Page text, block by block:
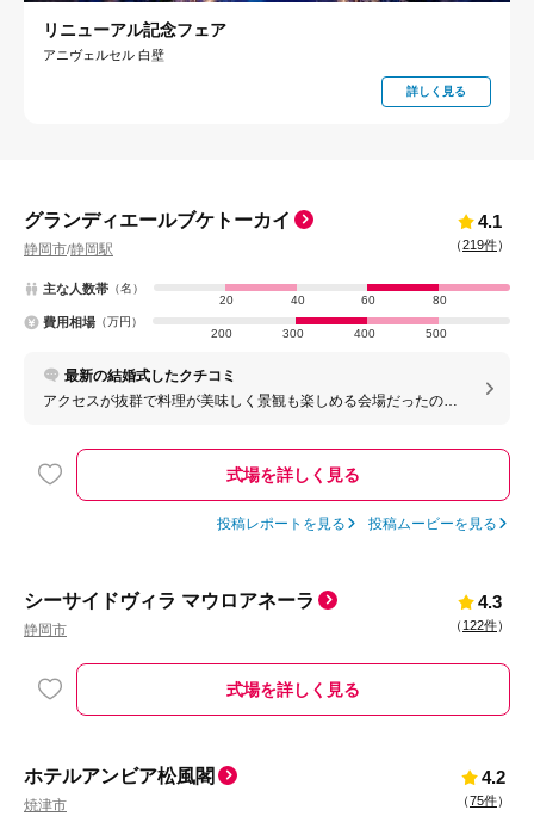
リニューアル記念フェア
アニヴェルセル 白壁
詳しく見る
グランディエールブケトーカイ
静岡市/静岡駅
4.1
（219件）
主な人数帯 （名）
20
40 60 80
費用相場 （万円）
200
300 400 500
最新の結婚式したクチコミ
アクセスが抜群で料理が美味しく景観も楽しめる会場だったので
式場を詳しく見る
投稿レポートを見る 投稿ムービーを見る
シーサイドヴィラ マウロアネーラ
静岡市
4.3
（ 122件）
式場を詳しく見る
ホテルアンビア松風閣
焼津市
4.2
（75件）